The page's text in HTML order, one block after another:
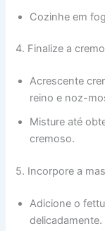
Cozinhe em
4. Finalize a
Acrescente
reino e noz-
Misture até
cremoso.
5. Incorpore a
Adicione o
delicadamente.